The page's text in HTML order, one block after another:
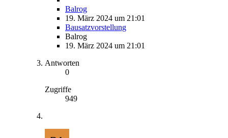
Balrog
19. März 2024 um 21:01
Bausatzvorstellung
Balrog
19. März 2024 um 21:01
Antworten
0
Zugriffe
949